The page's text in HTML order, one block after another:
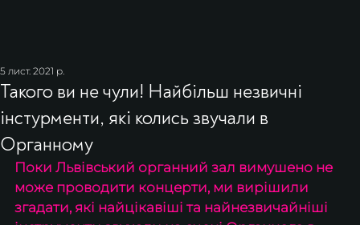
Такого ви не чули! Найбільш незвичні
інстурменти, які колись звучали в
Органному
5 лист. 2021 р.
Поки Львівський органний зал вимушено не
може проводити концерти, ми вирішили
згадати, які найцікавіші та найнезвичайніші